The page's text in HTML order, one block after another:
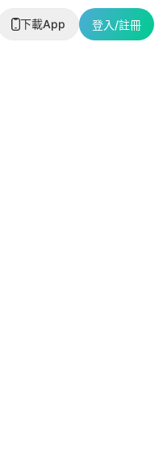
下載App 登入/註冊